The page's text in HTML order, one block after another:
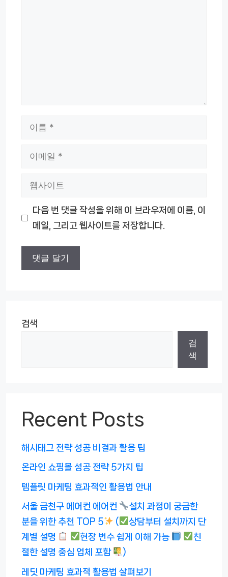
다음 번 댓글 작성을 위해 이 브라우저에 이름, 이
메일, 그리고 웹사이트를 저장합니다.
검색
검
색
Recent Posts
해시태그 전략 성공 비결과 활용 팁
온라인 쇼핑몰 성공 전략 5가지 팁
템플릿 마케팅 효과적인 활용법 안내
서울 금천구 에어컨 에어컨
설치 과정이 궁금한
분을 위한 추천 TOP 5
(
상담부터 설치까지 단
계별 설명
현장 변수 쉽게 이해 가능
친
절한 설명 중심 업체 포함
)
레딧 마케팅 효과적 활용법 살펴보기